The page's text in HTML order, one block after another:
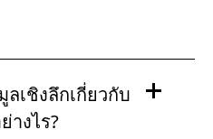
เชิงลึกเกี่ยวกับ
างไร?